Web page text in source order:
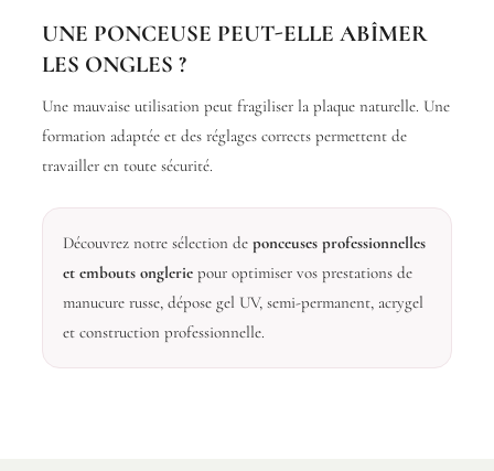
UNE PONCEUSE PEUT-ELLE ABÎMER
LES ONGLES ?
Une mauvaise utilisation peut fragiliser la plaque naturelle. Une
formation adaptée et des réglages corrects permettent de
travailler en toute sécurité.
Découvrez notre sélection de ponceuses professionnelles
et embouts onglerie pour optimiser vos prestations de
manucure russe, dépose gel UV, semi-permanent, acrygel
et construction professionnelle.